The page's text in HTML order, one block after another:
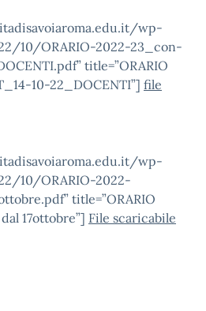
wp-
10/ORARIO-2022-23_con-
title=”ORARIO
10-22_DOCENTI”] file
wp-
10/ORARIO-2022-
title=”ORARIO
17ottobre”] File scaricabile